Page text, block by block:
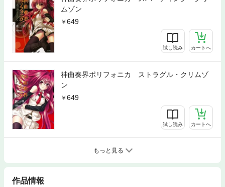
ムゾン
649
試し読み カートへ
神曲奏界ポリフォニカ ストラグル・クリムゾ
ン
649
試し読み カートへ
もっと見る
作品情報